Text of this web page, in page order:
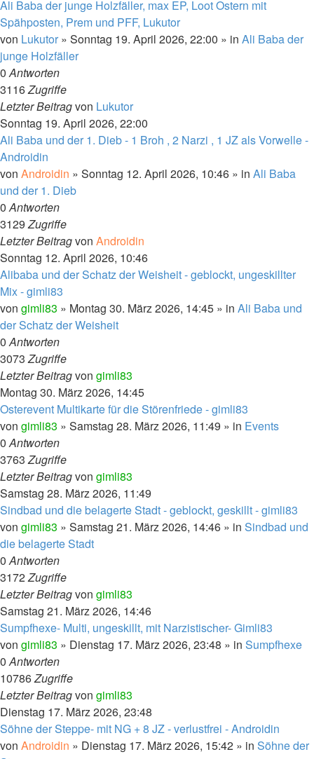
Ali Baba der junge Holzfäller, max EP, Loot Ostern mit
Spähposten, Prem und PFF, Lukutor
von Lukutor » Sonntag 19. April 2026, 22:00 » in Ali Baba der
junge Holzfäller
0Antworten
3116Zugriffe
Letzter Beitragvon Lukutor
Sonntag 19. April 2026, 22:00
Ali Baba und der 1. Dieb - 1 Broh , 2 Narzi , 1 JZ als Vorwelle -
Androidin
von Androidin » Sonntag 12. April 2026, 10:46 » in Ali Baba
und der 1. Dieb
0Antworten
3129Zugriffe
Letzter Beitragvon Androidin
Sonntag 12. April 2026, 10:46
Alibaba und der Schatz der Weisheit - geblockt, ungeskillter
Mix - gimli83
von gimli83 » Montag 30. März 2026, 14:45 » in Ali Baba und
der Schatz der Weisheit
0Antworten
3073Zugriffe
Letzter Beitragvon gimli83
Montag 30. März 2026, 14:45
Osterevent Multikarte für die Störenfriede - gimli83
von gimli83 » Samstag 28. März 2026, 11:49 » in Events
0Antworten
3763Zugriffe
Letzter Beitragvon gimli83
Samstag 28. März 2026, 11:49
Sindbad und die belagerte Stadt - geblockt, geskillt - gimli83
von gimli83 » Samstag 21. März 2026, 14:46 » in Sindbad und
die belagerte Stadt
0Antworten
3172Zugriffe
Letzter Beitragvon gimli83
Samstag 21. März 2026, 14:46
Sumpfhexe- Multi, ungeskillt, mit Narzistischer- Gimli83
von gimli83 » Dienstag 17. März 2026, 23:48 » in Sumpfhexe
0Antworten
10786Zugriffe
Letzter Beitragvon gimli83
Dienstag 17. März 2026, 23:48
Söhne der Steppe- mit NG + 8 JZ - verlustfrei - Androidin
von Androidin » Dienstag 17. März 2026, 15:42 » in Söhne der